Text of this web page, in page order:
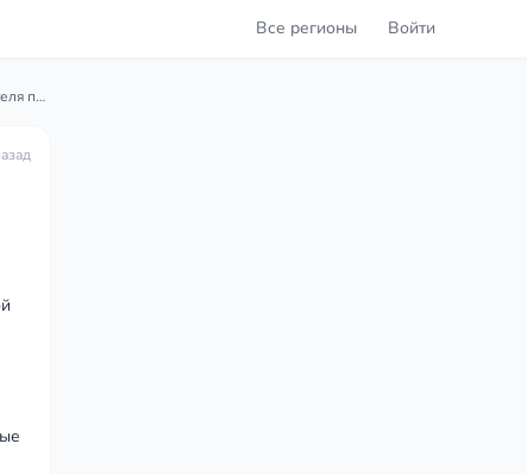
Все регионы Войти
Как подать кассационную жалобу на решение ПФР и работодателя по назначению досрочной пенсии?